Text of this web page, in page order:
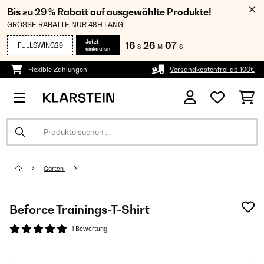
Bis zu 29 % Rabatt auf ausgewählte Produkte!
GROSSE RABATTE NUR 48H LANG!
FULLSWING29
Jetzt
einkaufen
16 S 26 M 06 S
Flexible Zahlungen Versandkostenfrei ab 100€
Garten
Beforce Trainings-T-Shirt
1 Bewertung